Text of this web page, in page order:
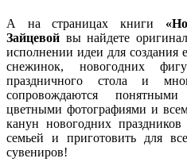
А на страницах книги
Зайцевой вы найдете
исполнении идеи для
снежинок, новогодних
праздничного стола и
сопровождаются
цветными фотографиями и
канун новогодних
семьей и приготовить для
сувениров!